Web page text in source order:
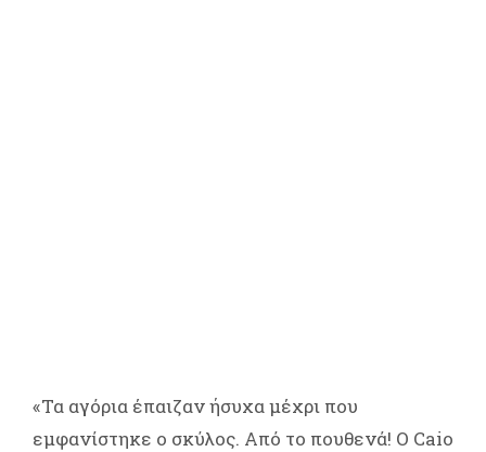
«Τα αγόρια έπαιζαν ήσυχα μέχρι που
εμφανίστηκε ο σκύλος. Από το πουθενά! Ο Caio